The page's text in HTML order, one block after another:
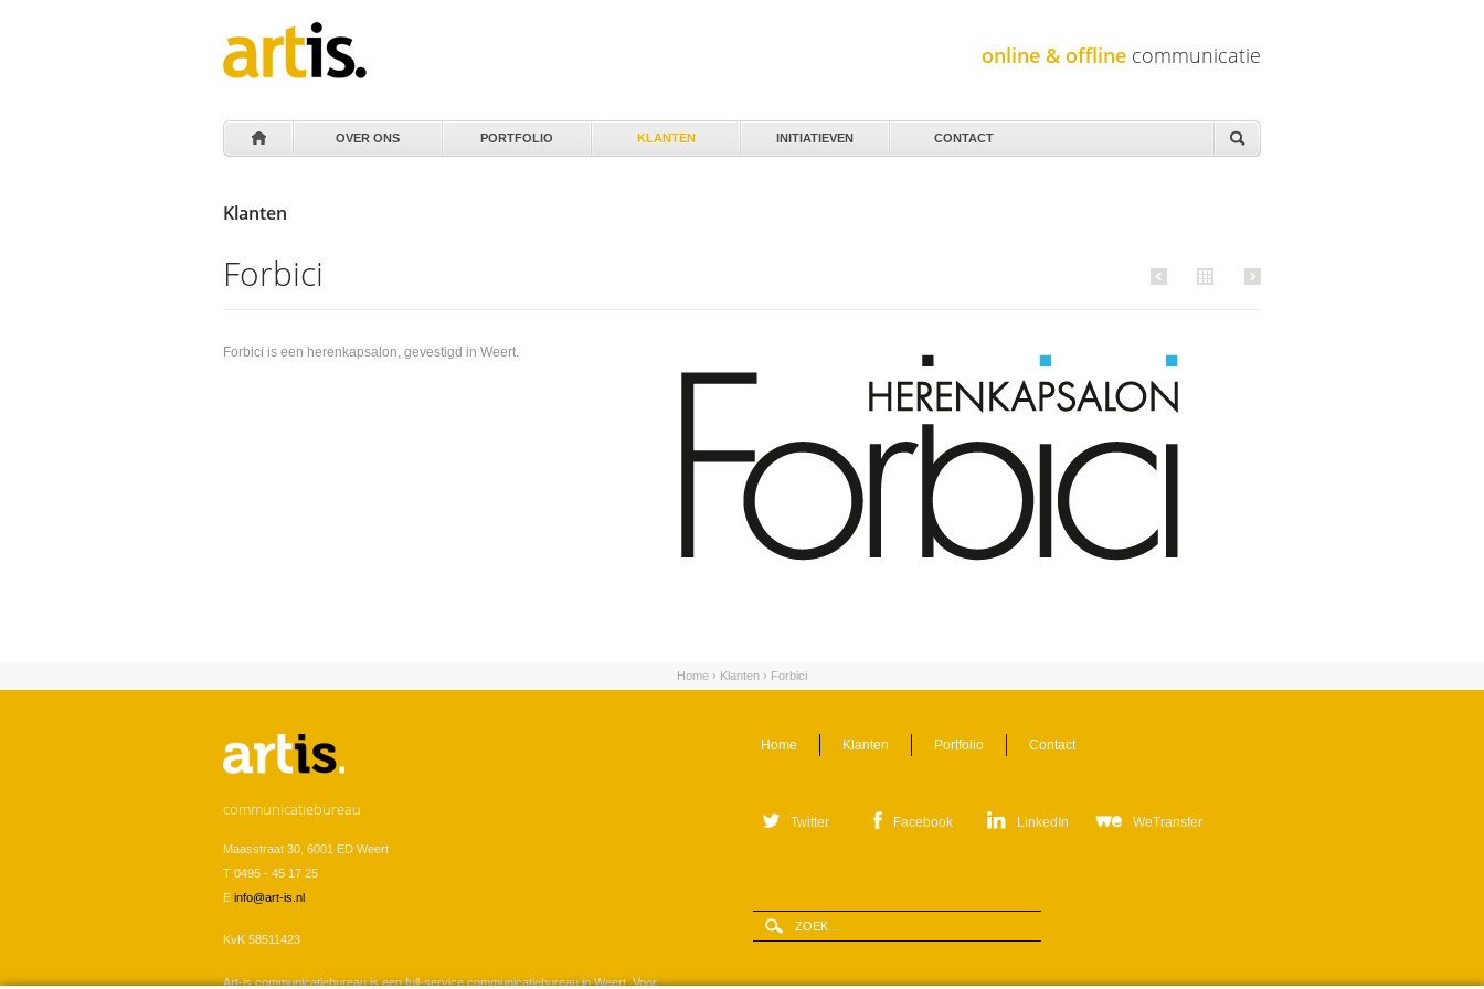
online & offline communicatie
Klanten
Forbici
Forbici is een herenkapsalon, gevestigd in Weert.
OVER ONS PORTFOLIO KLANTEN INITIATIEVEN CONTACT
U bent hier
Home › Klanten › Forbici
communicatiebureau
Maasstraat 30, 6001 ED Weert
T 0495 - 45 17 25
E info@art-is.nl
KvK 58511423
Art-is communicatiebureau is een full-service communicatiebureau in Weert. Voor
Home Klanten Portfolio Contact
Twitter Facebook LinkedIn WeTransfer
Zoeken